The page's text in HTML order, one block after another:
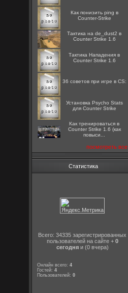
Как понизить ping в
Counter-Strike
Тактика на de_dust2 в
Counter Strike 1.6
Тактика Нападения в
Counter Strike 1.6
36 советов при игре в CS:
Установка Psycho Stats
для Counter Strike
Как тренироваться в
Counter Strike 1.6 (как
повыси...
посмотреть все
Статистика
Всего: 34335 зарегистрированных
пользователей на сайте + 0
сегодняи (0 вчера)
Онлайн всего:4
Гостей:4
Пользователей:0